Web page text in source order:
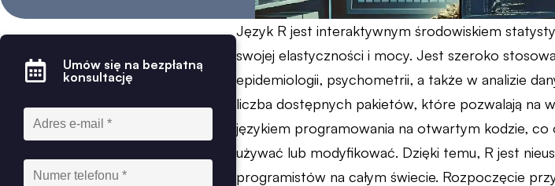
Umów się na bezpłatną
konsultację
Język R jest interaktywnym środowiskiem
swojej elastyczności i mocy. Jest szeroko
epidemiologii, psychometrii, a także w analizie
liczba dostępnych pakietów, które pozwalają na
językiem programowania na otwartym kodzie,
używać lub modyfikować. Dzięki temu, R jest
programistów na całym świecie. Rozpoczęcie